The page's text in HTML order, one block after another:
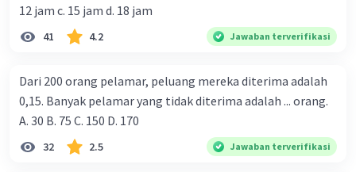
12 jam c. 15 jam d. 18 jam
41 4.2 Jawaban terverifikasi
Dari 200 orang pelamar, peluang mereka diterima adalah
0,15. Banyak pelamar yang tidak diterima adalah ... orang.
A. 30 B. 75 C. 150 D. 170
32 2.5 Jawaban terverifikasi